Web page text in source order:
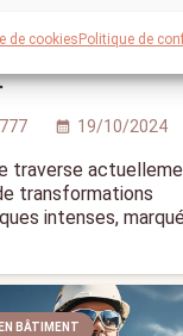
de cookiesPolitique de
de
777 calendar_month 19/10/2024
traverse
transformations
intenses,
BÂTIMENT